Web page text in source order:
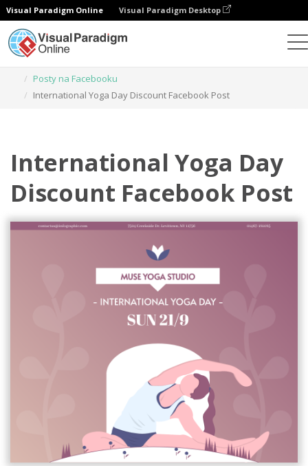
Visual Paradigm Online Visual Paradigm Desktop
Posty na Facebooku
International Yoga Day Discount Facebook Post
International Yoga Day
Discount Facebook Post